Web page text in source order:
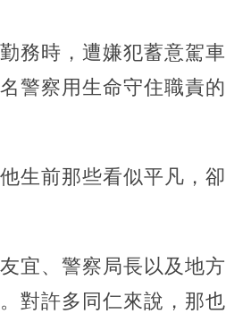
務時，遭嫌犯蓄意駕車
警察用生命守住職責的
生前那些看似平凡，卻
宜、警察局長以及地方
對許多同仁來說，那也